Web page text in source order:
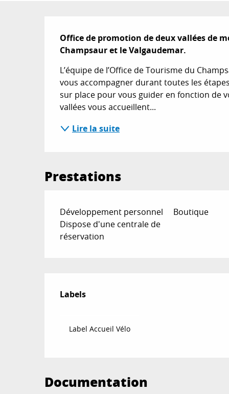
Description
Office de promotion de deux vallées de
Champsaur et le Valgaudemar.
L’équipe de l’Office de Tourisme du
vous accompagner durant toutes les
sur place pour vous guider en fonction de
vallées vous accueillent...
Lire la suite
Prestations
Développement personnel Boutique
Dispose d'une centrale de
réservation
Offres de
Labels
Labels
Label Accueil Vélo
Documentation